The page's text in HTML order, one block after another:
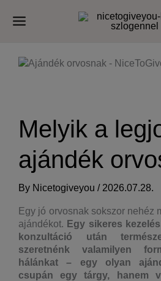
Melyik a
ajándék
By Nicetogiveyou/ 2026.07.28.
Egy jó orvosnak sokszor nehéz
ajándékot. Egy sikeres
konzultáció után
szeretnénk valamilyen
hálánkat – egy olyan
csupán egy tárgy, hanem